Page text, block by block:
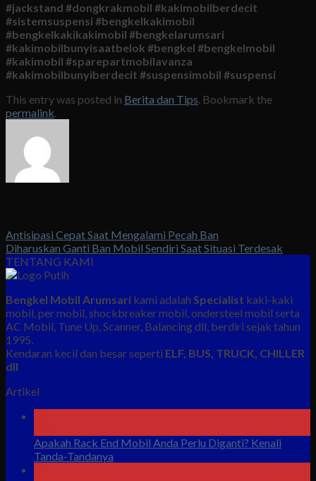
#jackstand #dongkrakmobil #kakimobilberdecit
#sistemsuspensi #bengkelkakimobil
#bengkelkakikakimobil #bengkelarumsari
#kakimobilbunyisaatbelok #bengkel #bengkelmobil
#kakimobil #sparepartmobilavanza
#kakimobilbunyiberdecit #suspensimobil #suspensi
This entry was posted in Berita dan Tips. Bookmark the
permalink.
Antisipasi Cepat Saat Mengalami Pecah Ban
Diharuskan Ganti Ban Mobil Sendiri Saat Situasi Terdesak
TENTANG KAMI
Bengkel Mobil Arumsari kami adalah Specialist kaki-kaki
mobil, per mobil, shockbreaker mobil, ondersteel mobil serta
AC Mobil, Tune Up, Scanner, Balancing dll, berdiri sejak tahun
1995.
Kendaran kecil dan besar seperti ELF, BUS, TRUCK, CHILLER
dll
Artikel
Apakah Rack End Mobil Anda Perlu Diganti? Kenali
Tanda-Tandanya